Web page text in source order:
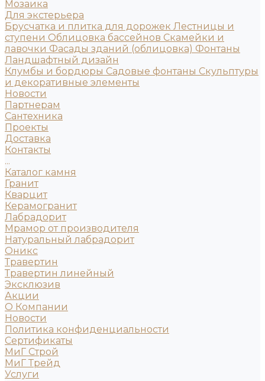
Мозаика
Для экстерьера
Брусчатка и плитка для дорожек Лестницы и
ступени Облицовка бассейнов Скамейки и
лавочки Фасады зданий (облицовка) Фонтаны
Ландшафтный дизайн
Клумбы и бордюры Садовые фонтаны Скульптуры
и декоративные элементы
Новости
Партнерам
Сантехника
Проекты
Доставка
Контакты
...
Каталог камня
Гранит
Кварцит
Керамогранит
Лабрадорит
Мрамор от производителя
Натуральный лабрадорит
Оникс
Травертин
Травертин линейный
Эксклюзив
Акции
О Компании
Новости
Политика конфиденциальности
Сертификаты
МиГ Строй
МиГ Трейд
Услуги